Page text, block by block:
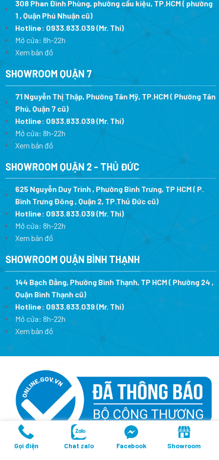
308 Phan Đình Phùng, phường cầu kiệu, TP.HCM ( phường
1 , Quận Phú Nhuận cũ)
Hotline: 0933.833.039(Mr. Thi)
Mở cửa: 8h-22h
Xem bản đồ
SHOWROOM QUẬN 7
71 Nguyễn Thị Thập, Phường Tân Mỹ, TP.HCM ( Phường Tân
Phú, Quận 7 cũ)
Hotline: 0933.833.039(Mr. Thi)
Mở cửa: 8h-22h
Xem bản đồ
SHOWROOM QUẬN 2 - THỦ ĐỨC
625 Nguyễn Duy Trinh , Phường Bình Trưng, TP HCM ( P.
Bình Trưng Đông , Quận 2, TP.Thủ Đức cũ)
Hotline: 0933.833.039(Mr. Thi)
Mở cửa: 8h-22h
Xem bản đồ
SHOWROOM QUẬN BÌNH THẠNH
144 Bạch Đằng, Phường Bình Thạnh, TP HCM ( Phường 24 ,
Quận Bình Thạnh cũ)
Hotline: 0933.833.039(Mr. Thi)
Mở cửa: 8h-22h
Xem bản đồ
Copyright 2026 ©Thiết Bị Ngoại Nhập- CÔNG TY TNHH THIẾT BỊ
Gọi điện Chat zalo Facebook Showroom